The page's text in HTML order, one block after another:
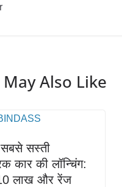
Also Like
सस्ती
कार की लॉन्चिंग:
लाख और रेंज